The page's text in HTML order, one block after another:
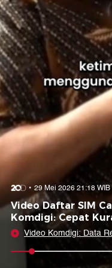
29 Mei 2026 21:18 WIB
Video Daftar SIM
Komdigi: Cepat
Video Komdigi: Data
Tak Disimpan Opsel
Facebook
Login untuk
Login untuk